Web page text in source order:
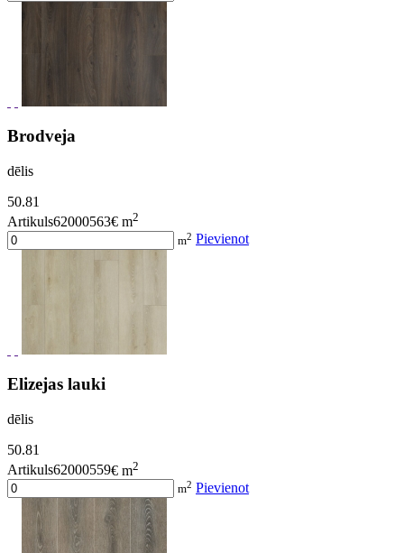
Brodveja
dēlis
50.81
Artikuls62000563€ m2
m2 Pievienot
Elizejas lauki
dēlis
50.81
Artikuls62000559€ m2
m2 Pievienot